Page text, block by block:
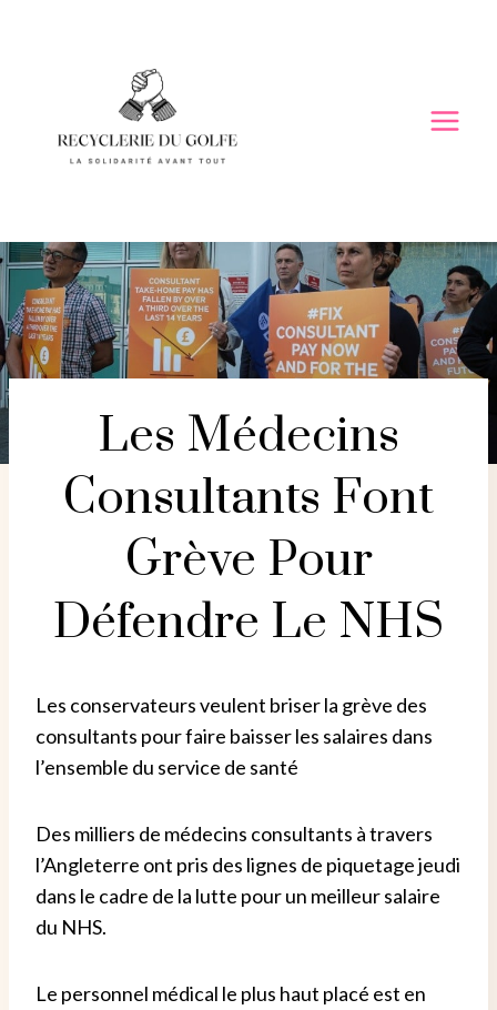
Les Médecins
Consultants Font
Grève Pour
Défendre Le NHS
Les conservateurs veulent briser la grève des
consultants pour faire baisser les salaires dans
l’ensemble du service de santé
Des milliers de médecins consultants à travers
l’Angleterre ont pris des lignes de piquetage jeudi
dans le cadre de la lutte pour un meilleur salaire
du NHS.
Le personnel médical le plus haut placé est en